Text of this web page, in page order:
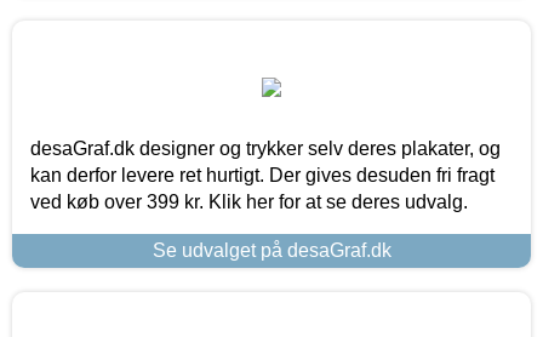
desaGraf.dk designer og trykker selv deres plakater, og
kan derfor levere ret hurtigt. Der gives desuden fri fragt
ved køb over 399 kr. Klik her for at se deres udvalg.
Se udvalget på desaGraf.dk